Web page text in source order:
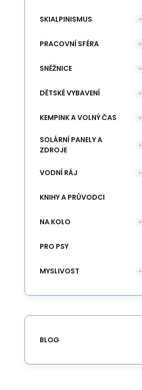
SKIALPINISMUS
PRACOVNÍ SFÉRA
SNĚŽNICE
DĚTSKÉ VYBAVENÍ
KEMPINK A VOLNÝ ČAS
SOLÁRNÍ PANELY A
ZDROJE
VODNÍ RÁJ
KNIHY A PRŮVODCI
NA KOLO
PRO PSY
MYSLIVOST
BLOG